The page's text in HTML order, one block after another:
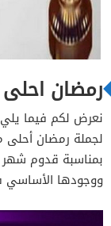
رمضان
نعرض لكم فيما
لجملة رمضان أحلى
بمناسبة قدوم شهر
ووجودها